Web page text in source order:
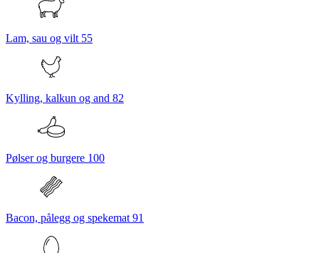
Lam, sau og vilt 55
Kylling, kalkun og and 82
Pølser og burgere 100
Bacon, pålegg og spekemat 91